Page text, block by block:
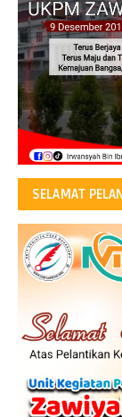
SELAMAT